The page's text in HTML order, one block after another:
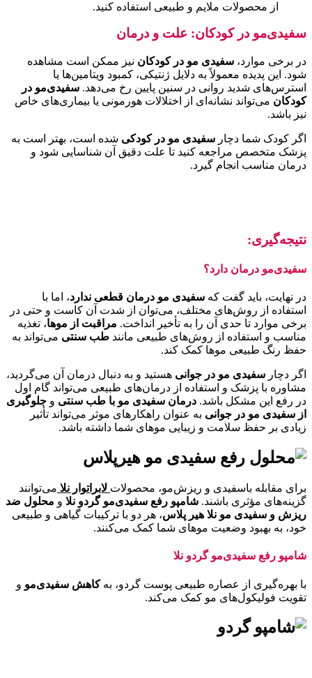
از محصولات ملایم و طبیعی استفاده کنید.
سفیدی‌مو در کودکان: علت و درمان
در برخی موارد، سفیدی مو در کودکان نیز ممکن است مشاهده
شود. این پدیده معمولاً به دلایل ژنتیکی، کمبود ویتامین‌ها یا
استرس‌های شدید روانی در سنین پایین رخ می‌دهد. سفیدی‌مو در
کودکان می‌تواند نشانه‌ای از اختلالات هورمونی یا بیماری‌های خاص
نیز باشد.
اگر کودک شما دچار سفیدی مو در کودکی شده است، بهتر است به
پزشک متخصص مراجعه کنید تا علت دقیق آن شناسایی شود و
درمان مناسب انجام گیرد.
نتیجه‌گیری:
سفیدی‌مو درمان دارد؟
در نهایت، باید گفت که سفیدی مو درمان قطعی ندارد، اما با
استفاده از روش‌های مختلف، می‌توان از شدت آن کاست و حتی در
برخی موارد تا حدی آن را به تأخیر انداخت. مراقبت از موها، تغذیه
مناسب و استفاده از روش‌های طبیعی مانند طب سنتی می‌تواند به
حفظ رنگ طبیعی موها کمک کند.
اگر دچار سفیدی مو در جوانی هستید و به دنبال درمان آن می‌گردید،
مشاوره با پزشک و استفاده از درمان‌های طبیعی می‌تواند گام اول
در رفع این مشکل باشد. درمان سفیدی مو با طب سنتی و جلوگیری
از سفیدی مو در جوانی به عنوان راهکارهای موثر می‌تواند تأثیر
زیادی بر حفظ سلامت و زیبایی موهای شما داشته باشد.
برای مقابله با‌سفیدی و ریزش‌مو، محصولات لابراتوار نلا می‌توانند
گزینه‌های مؤثری باشند. شامپو رفع سفیدی‌مو گردو نلا و محلول ضد
ریزش و سفیدی مو نلا هیر پلاس، هر دو با ترکیبات گیاهی و طبیعی
خود، به بهبود وضعیت موهای شما کمک می‌کنند.
شامپو رفع سفیدی‌مو گردو نلا
با بهره‌گیری از عصاره طبیعی پوست گردو، بهکاهش سفیدی‌‎مو
و
تقویت فولیکول‌های مو کمک می‌کند.